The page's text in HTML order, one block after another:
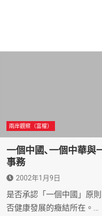
兩岸觀察（富權）
一個中國､一個中華與
事務
2002年1月9日
是否承認「一個中國」原
否健康發展的癥結所在。…